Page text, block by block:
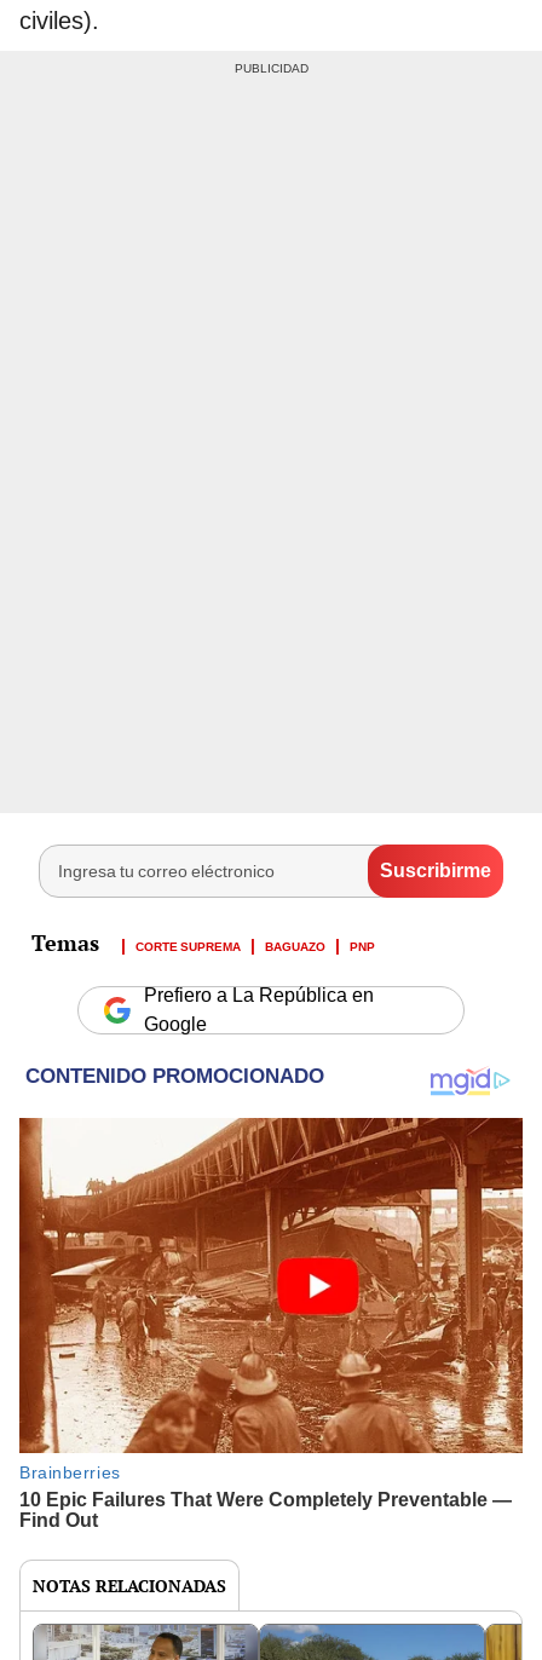
civiles).
CORTE SUPREMA BAGUAZO PNP
Prefiero a La República en
Google
NOTAS RELACIONADAS